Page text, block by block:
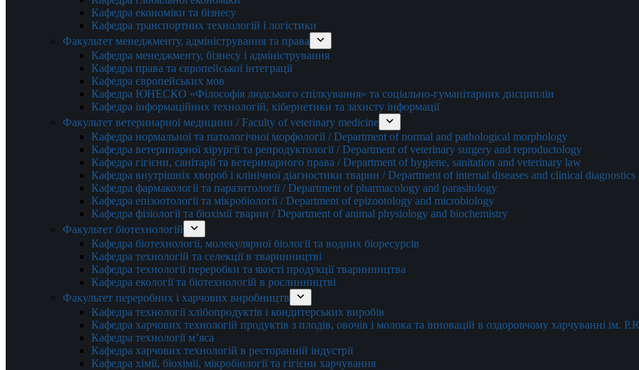
Кафедра економіки та бізнесу
Кафедра транспортних технологій і логістики
Факультет менеджменту, адміністрування та права
Кафедра менеджменту, бізнесу і адміністрування
Кафедра права та європейської інтеграції
Кафедра європейських мов
Кафедра ЮНЕСКО «Філософія людського спілкування» та соціально-гуманітарних дисциплін
Кафедра інформаційних технологій, кібернетики та захисту інформації
Факультет ветеринарної медицини / Faculty of veterinary medicine
Кафедра нормальної та патологічної морфології / Department of normal and pathological morphology
Кафедра ветеринарної хірургії та репродуктології / Department of veterinary surgery and reproductology
Кафедра гігієни, санітарії та ветеринарного права / Department of hygiene, sanitation and veterinary law
Кафедра внутрішніх хвороб і клінічної діагностики тварин / Department of internal diseases and clinical
Кафедра фармакології та паразитології / Department of pharmacology and parasitology
Кафедра епізоотології та мікробіології / Department of epizootology and microbiology
Кафедра фізіології та біохімії тварин / Department of animal physiology and biochemistry
Факультет біотехнологій
Кафедра біотехнології, молекулярної біології та водних біоресурсів
Кафедра технологій та селекції в тваринництві
Кафедра технології переробки та якості продукції тваринництва
Кафедра екології та біотехнологій в рослинництві
Факультет переробних і харчових виробництв
Кафедра технології хлібопродуктів і кондитерських виробів
Кафедра харчових технологій продуктів з плодів, овочів і молока та інновацій в оздоровчому харчуванні ім.
Кафедра технології м’яса
Кафедра харчових технологій в ресторанній індустрії
Кафедра хімії, біохімії, мікробіології та гігієни харчування